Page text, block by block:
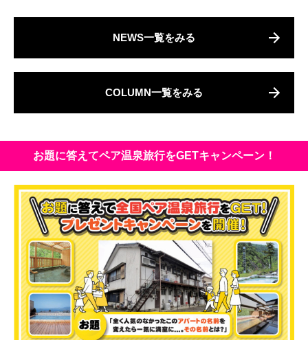
NEWS一覧をみる
COLUMN一覧をみる
お題に答えてペア温泉旅行をGETキャンペーン！